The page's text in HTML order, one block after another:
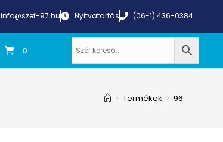
info@szef-97.hu Nyitvatartás (06-1) 436-0384
0
> Termékek > 96